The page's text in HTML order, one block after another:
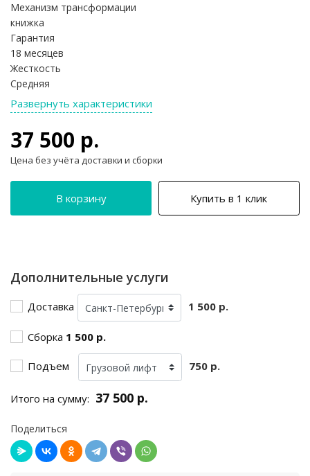
Механизм трансформации
книжка
Гарантия
18 месяцев
Жесткость
Средняя
Развернуть характеристики
37 500 р.
Цена без учёта доставки и сборки
В корзину Купить в 1 клик
Дополнительные услуги
Доставка 1 500 р.
Сборка 1 500 р.
Подъем 750 р.
Итого на сумму: 37 500 р.
Поделиться